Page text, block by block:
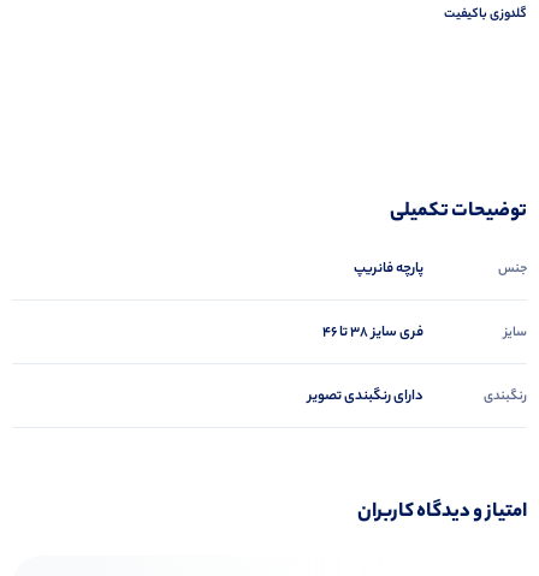
گلدوزی باکیفیت
توضیحات تکمیلی
جنس پارچه فانریپ
سایز فری سایز 38 تا 46
رنگبندی دارای رنگبندی تصویر
امتیاز و دیدگاه کاربران